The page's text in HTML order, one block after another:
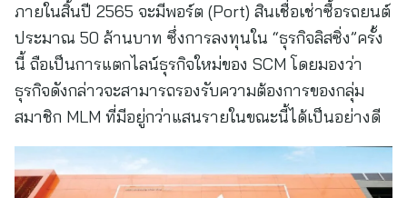
ภายในสิ้นปี 2565 จะมีพอร์ต (Port) สินเชื่อเช่าซื้อรถยนต์
ประมาณ 50 ล้านบาท ซึ่งการลงทุนใน “ธุรกิจลิสซิ่ง”ครั้ง
นี้ ถือเป็นการแตกไลน์ธุรกิจใหม่ของ SCM โดยมองว่า
ธุรกิจดังกล่าวจะสามารถรองรับความต้องการของกลุ่ม
สมาชิก MLM ที่มีอยู่กว่าแสนรายในขณะนี้ได้เป็นอย่างดี